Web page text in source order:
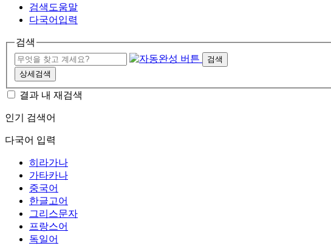
검색도움말
다국어입력
검색
검색
상세검색
결과 내 재검색
인기 검색어
다국어 입력
히라가나
가타카나
중국어
한글고어
그리스문자
프랑스어
독일어